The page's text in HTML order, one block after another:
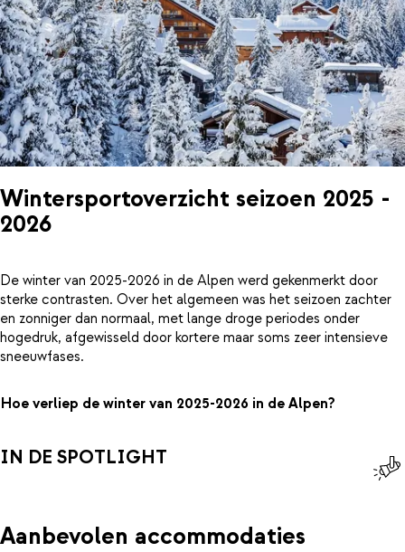
Wintersportoverzicht seizoen 2025 -
2026
De winter van 2025-2026 in de Alpen werd gekenmerkt door
sterke contrasten. Over het algemeen was het seizoen zachter
en zonniger dan normaal, met lange droge periodes onder
hogedruk, afgewisseld door kortere maar soms zeer intensieve
sneeuwfases.
Hoe verliep de winter van 2025-2026 in de Alpen?
IN DE SPOTLIGHT
Aanbevolen accommodaties